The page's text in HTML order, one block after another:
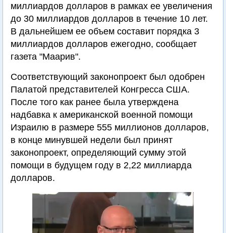
миллиардов долларов в рамках ее увеличения
до 30 миллиардов долларов в течение 10 лет.
В дальнейшем ее объем составит порядка 3
миллиардов долларов ежегодно, сообщает
газета "Маарив".
Соответствующий законопроект был одобрен
Палатой представителей Конгресса США.
После того как ранее была утверждена
надбавка к американской военной помощи
Израилю в размере 555 миллионов долларов,
в конце минувшей недели был принят
законопроект, определяющий сумму этой
помощи в будущем году в 2,22 миллиарда
долларов.